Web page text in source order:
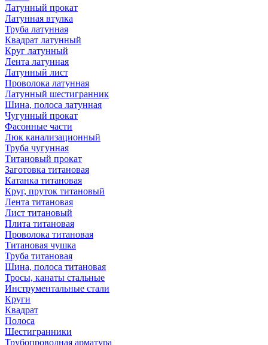
Латунный прокат
Латунная втулка
Труба латунная
Квадрат латунный
Круг латунный
Лента латунная
Латунный лист
Проволока латунная
Латунный шестигранник
Шина, полоса латунная
Чугунный прокат
Фасонные части
Люк канализационный
Труба чугунная
Титановый прокат
Заготовка титановая
Катанка титановая
Круг, пруток титановый
Лента титановая
Лист титановый
Плита титановая
Проволока титановая
Титановая чушка
Труба титановая
Шина, полоса титановая
Тросы, канаты стальные
Инструментальные стали
Круги
Квадрат
Полоса
Шестигранники
Трубопроводная арматура